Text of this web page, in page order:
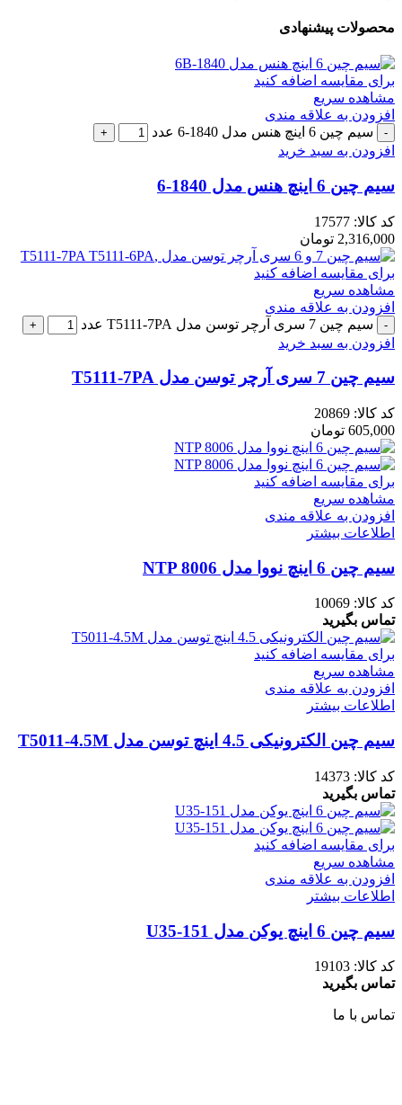
محصولات پیشنهادی
برای مقایسه اضافه کنید
مشاهده سریع
افزودن به علاقه مندی
سیم چین 6 اینچ هنس مدل 1840-6 عدد
افزودن به سبد خرید
سیم چین 6 اینچ هنس مدل 1840-6
کد کالا: 17577
2,316,000 تومان
برای مقایسه اضافه کنید
مشاهده سریع
افزودن به علاقه مندی
سیم چین 7 سری آرچر توسن مدل T5111-7PA عدد
افزودن به سبد خرید
سیم چین 7 سری آرچر توسن مدل T5111-7PA
کد کالا: 20869
605,000 تومان
برای مقایسه اضافه کنید
مشاهده سریع
افزودن به علاقه مندی
اطلاعات بیشتر
سیم چین 6 اینچ نووا مدل NTP 8006
کد کالا: 10069
تماس بگیرید
برای مقایسه اضافه کنید
مشاهده سریع
افزودن به علاقه مندی
اطلاعات بیشتر
سیم چین الکترونیکی 4.5 اینچ توسن مدل T5011-4.5M
کد کالا: 14373
تماس بگیرید
برای مقایسه اضافه کنید
مشاهده سریع
افزودن به علاقه مندی
اطلاعات بیشتر
سیم چین 6 اینچ یوکن مدل U35-151
کد کالا: 19103
تماس بگیرید
تماس با ما